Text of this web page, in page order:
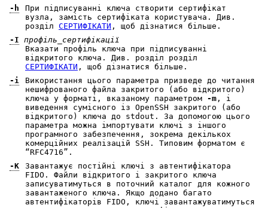
-h
При підписуванні ключа створити сертифікат
вузла, замість сертифіката користувача. Див.
розділ СЕРТИФІКАТИ
, щоб дізнатися більше.
-I профіль_сертифікації
Вказати профіль ключа при підписуванні
відкритого ключа. Див. розділ розділ
СЕРТИФІКАТИ
, щоб дізнатися більше.
-i
Використання цього параметра призведе до читання
нешифрованого файла закритого (або відкритого)
ключа у форматі, вказаному параметром -m , і
виведення сумісного із OpenSSH закритого (або
відкритого) ключа до stdout. За допомогою цього
параметра можна імпортувати ключі з іншого
програмного забезпечення, зокрема декількох
комерційних реалізацій SSH. Типовим форматом є
“RFC4716”.
-K
Завантажує постійні ключі з автентифікатора
FIDO. Файли відкритого і закритого ключа
записуватимуться в поточний каталог для кожного
завантаженого ключа. Якщо додано багато
автентифікаторів FIDO, ключі завантажуватимуться